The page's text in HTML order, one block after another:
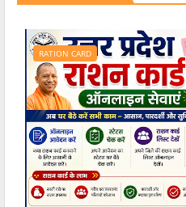
RATION CARD